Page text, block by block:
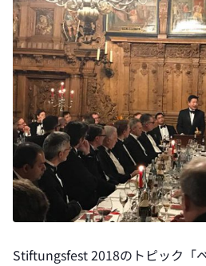
Stiftungsfest 2018のトピック「